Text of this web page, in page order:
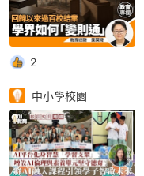
2
中小學校園